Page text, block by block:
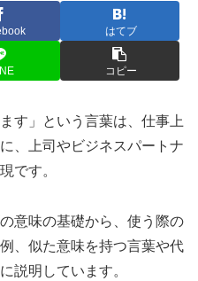
はてブ
コピー
す」という言葉は、仕事上
、上司やビジネスパートナ
です。
意味の基礎から、使う際の
、似た意味を持つ言葉や代
説明しています。